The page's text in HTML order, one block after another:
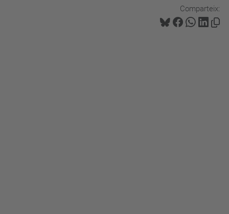
Comparteix: